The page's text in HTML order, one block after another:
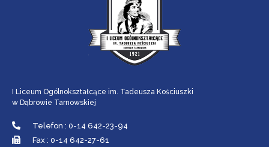
I Liceum Ogólnokształcące im. Tadeusza Kościuszki
w Dąbrowie Tarnowskiej
Telefon : 0-14 642-23-94
Fax : 0-14 642-27-61